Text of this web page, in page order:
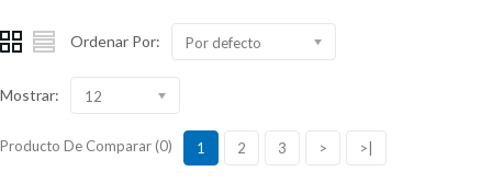
Ordenar Por: Por defecto
Mostrar: 12
Producto De Comparar (0) 1 2 3 > >|